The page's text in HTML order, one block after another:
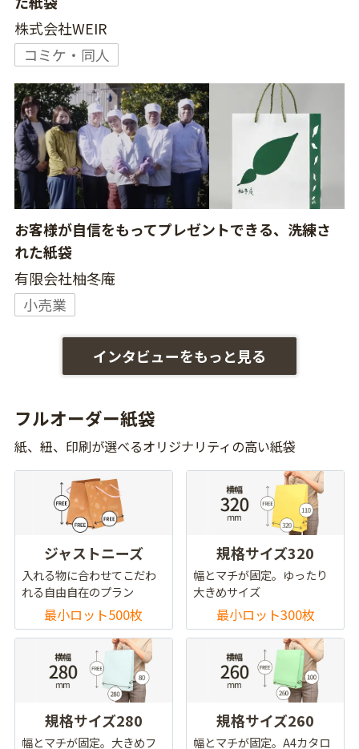
株式会社WEIR
コミケ・同人
お客様が自信をもってプレゼントできる、洗練さ
れた紙袋
有限会社柚冬庵
小売業
インタビューをもっと見る
フルオーダー紙袋
紙、紐、印刷が選べるオリジナリティの高い紙袋
ジャストニーズ
入れる物に合わせてこだわ
れる自由自在のプラン
最小ロット500枚
規格サイズ320
幅とマチが固定。ゆったり
大きめサイズ
最小ロット300枚
規格サイズ280
幅とマチが固定。大きめフ
規格サイズ260
幅とマチが固定。A4カタロ